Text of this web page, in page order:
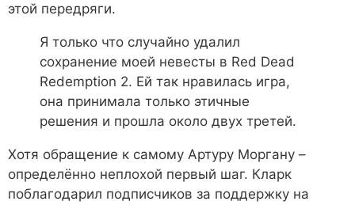
этой передряги.
Я только что случайно удалил
сохранение моей невесты в Red Dead
Redemption 2. Ей так нравилась игра,
она принимала только этичные
решения и прошла около двух третей.
Хотя обращение к самому Артуру Моргану –
определённо неплохой первый шаг. Кларк
поблагодарил подписчиков за поддержку на